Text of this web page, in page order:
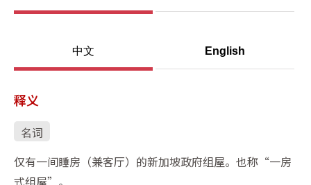
中文 English
释义
名词
仅有一间睡房（兼客厅）的新加坡政府组屋。也称“一房